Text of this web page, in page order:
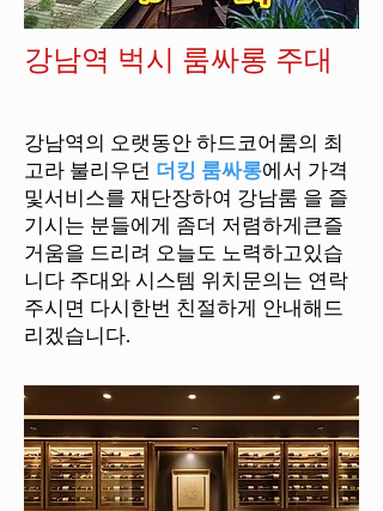
강남역 벅시 룸싸롱 주대
강남역의 오랫동안 하드코어룸의 최
고라 불리우던 더킹 룸싸롱에서 가격
및서비스를 재단장하여 강남룸 을 즐
기시는 분들에게 좀더 저렴하게 큰즐
거움을 드리려 오늘도 노력하고있습
니다 주대와 시스템 위치문의는 연락
주시면 다시한번 친절하게 안내해드
리겠습니다.